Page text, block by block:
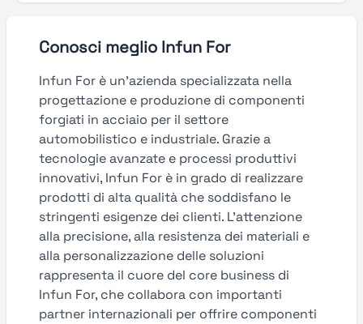
Conosci meglio Infun For
Infun For è un’azienda specializzata nella
progettazione e produzione di componenti
forgiati in acciaio per il settore
automobilistico e industriale. Grazie a
tecnologie avanzate e processi produttivi
innovativi, Infun For è in grado di realizzare
prodotti di alta qualità che soddisfano le
stringenti esigenze dei clienti. L’attenzione
alla precisione, alla resistenza dei materiali e
alla personalizzazione delle soluzioni
rappresenta il cuore del core business di
Infun For, che collabora con importanti
partner internazionali per offrire componenti